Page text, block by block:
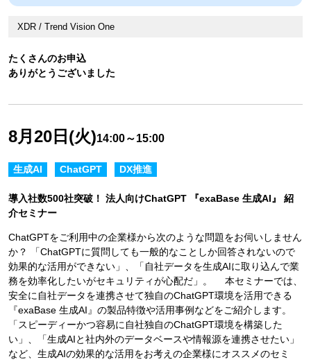
たくさんのお申込
ありがとうございました
XDR / Trend Vision One
8月20日(火)14:00～15:00
生成AI ChatGPT DX推進
導入社数500社突破！ 法人向けChatGPT 『exaBase 生成AI』 紹
介セミナー
ChatGPTをご利用中の企業様から次のような問題をお伺いしません
か？ 「ChatGPTに質問しても一般的なことしか回答されないので
効果的な活用ができない」、「自社データを生成AIに取り込んで業
務を効率化したいがセキュリティが心配だ」。 本セミナーでは、
安全に自社データを連携させて独自のChatGPT環境を活用できる
『exaBase 生成AI』の製品特徴や活用事例などをご紹介します。
「スピーディーかつ容易に自社独自のChatGPT環境を構築した
い」、「生成AIと社内外のデータベースや情報源を連携させたい」
など、生成AIの効果的な活用をお考えの企業様にオススメのセミ